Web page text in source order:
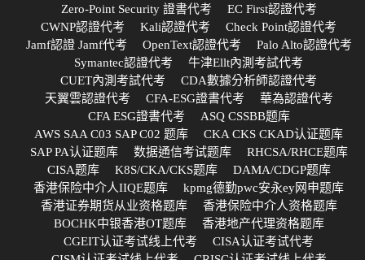
Zero-Point Security 證書代考
EC First認證代考
CWNP認證代考
Kali認證代考
Check Point認證代考
Jamf認證 Jamf代考
OpenText認證代考
Palo Alto認證代考
Symantec認證代考
牛津Ellt內測考試代考
CUET內測考試代考
CDA數據分析師認證代考
天翼雲認證代考
CFA-ESG證書代考
華為認證代考
CFA ESG證書代考
ASQ CSSBB题库
AWS SAA C03 SAP C02 题库
CKA CKS CKAD认证题库
SAP PA认证题库
数据通信考试题库
RHCSA/RHCE题库
CISA题库
K8S/CKA/CKS题库
DAMA/CDGP题库
香港保险中介人IIQE题库
kpmg德勤pwc安永ey网申题库
香港证券期货从业资格题库
香港保险中介人资格题库
BOCHK中银香港OT题库
香港地产代理资格题库
CGEIT认证考试线上代考
CISA认证考试代考